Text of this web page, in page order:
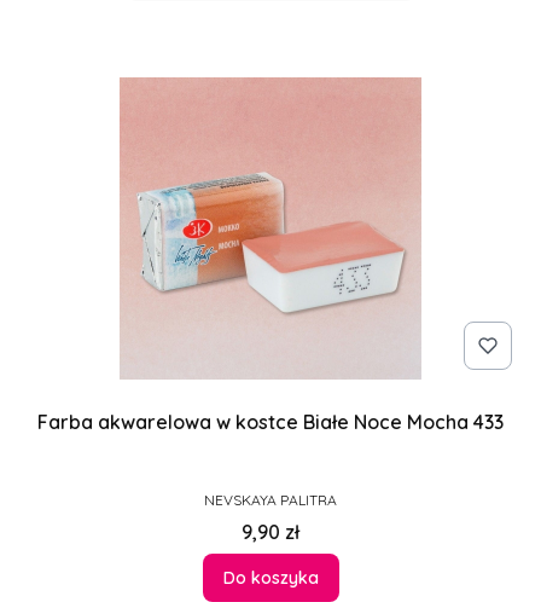
Farba akwarelowa w kostce Białe Noce Mocha 433
PRODUCENT
NEVSKAYA PALITRA
Cena
9,90 zł
Do koszyka